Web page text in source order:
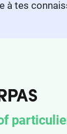
à tes